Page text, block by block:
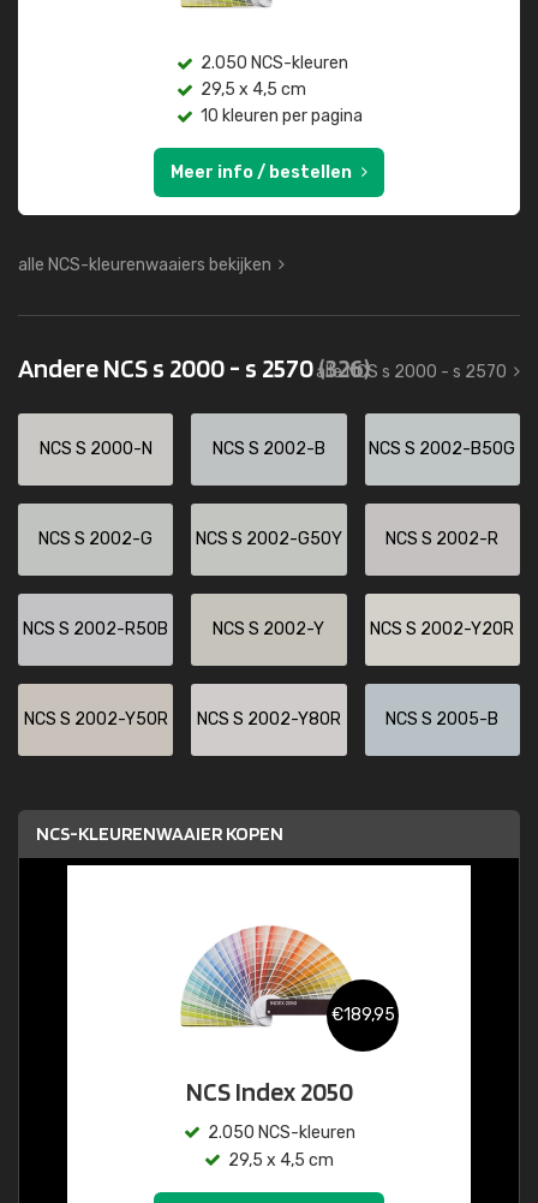
2.050 NCS-kleuren
29,5 x 4,5 cm
10 kleuren per pagina
Meer info / bestellen
alle NCS-kleurenwaaiers bekijken
Andere NCS s 2000 - s 2570(326)
alle NCS s 2000 - s 2570
NCS S 2000-N NCS S 2002-B NCS S 2002-B50G
NCS S 2002-G NCS S 2002-G50Y NCS S 2002-R
NCS S 2002-R50B NCS S 2002-Y NCS S 2002-Y20R
NCS S 2002-Y50R NCS S 2002-Y80R NCS S 2005-B
NCS-KLEURENWAAIER KOPEN
€189,95
NCS Index 2050
2.050 NCS-kleuren
29,5 x 4,5 cm